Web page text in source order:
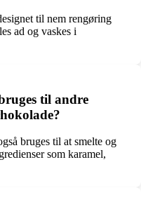
til nem rengøring
ad og vaskes i
til andre
bruges til at smelte og
som karamel,